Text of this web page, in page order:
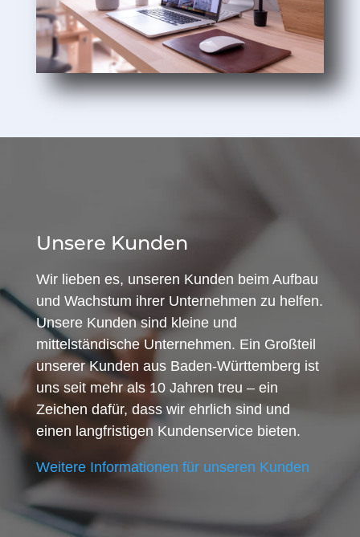
Unsere Kunden
Wir lieben es, unseren Kunden beim Aufbau
und Wachstum ihrer Unternehmen zu helfen.
Unsere Kunden sind kleine und
mittelständische Unternehmen. Ein Großteil
unserer Kunden aus Baden-Württemberg ist
uns seit mehr als 10 Jahren treu – ein
Zeichen dafür, dass wir ehrlich sind und
einen langfristigen Kundenservice bieten.
Weitere Informationen für unseren Kunden